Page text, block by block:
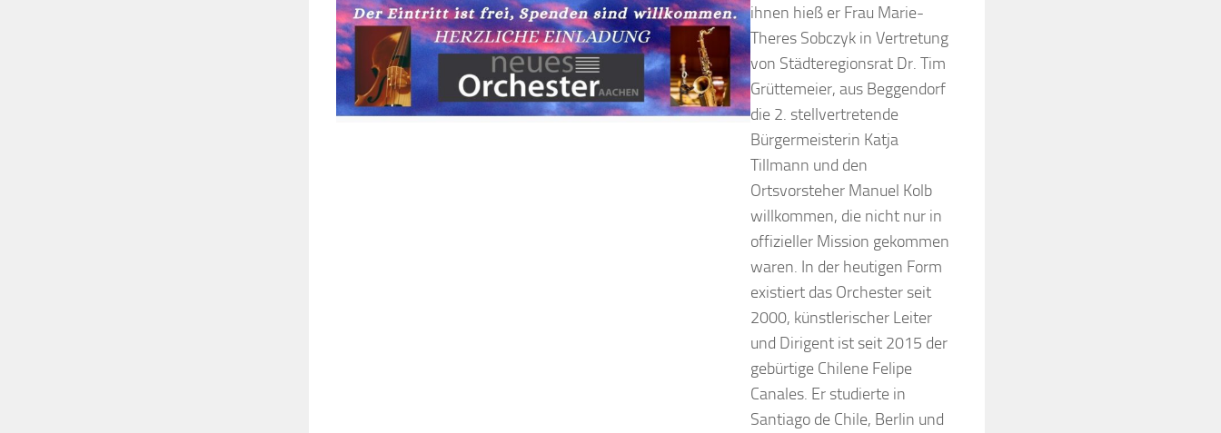
ihnen hieß er Frau Marie-
Theres Sobczyk in Vertretung
von Städteregionsrat Dr. Tim
Grüttemeier, aus Beggendorf
die 2. stellvertretende
Bürgermeisterin Katja
Tillmann und den
Ortsvorsteher Manuel Kolb
willkommen, die nicht nur in
offizieller Mission gekommen
waren. In der heutigen Form
existiert das Orchester seit
2000, künstlerischer Leiter
und Dirigent ist seit 2015 der
gebürtige Chilene Felipe
Canales. Er studierte in
Santiago de Chile, Berlin und